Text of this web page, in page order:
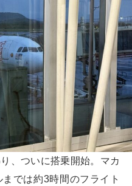
、ついに搭乗開始。マカ
では約3時間のフライト